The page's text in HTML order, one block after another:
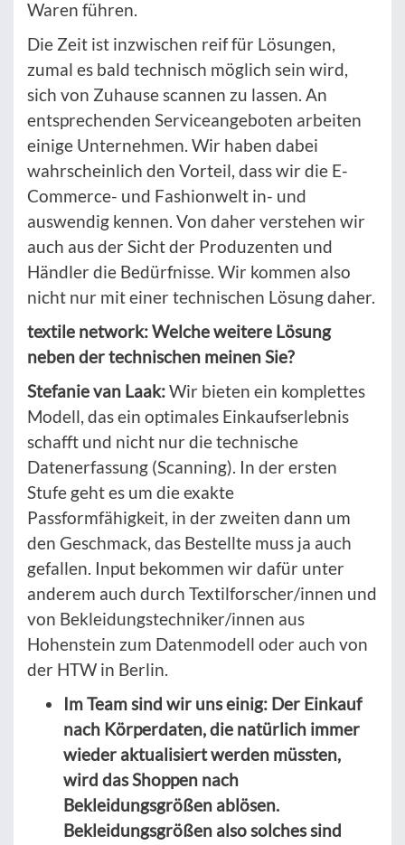
Waren führen.
Die Zeit ist inzwischen reif für Lösungen,
zumal es bald technisch möglich sein wird,
sich von Zuhause scannen zu lassen. An
entsprechenden Serviceangeboten arbeiten
einige Unternehmen. Wir haben dabei
wahrscheinlich den Vorteil, dass wir die E-
Commerce- und Fashionwelt in- und
auswendig kennen. Von daher verstehen wir
auch aus der Sicht der Produzenten und
Händler die Bedürfnisse. Wir kommen also
nicht nur mit einer technischen Lösung daher.
textile network: Welche weitere Lösung
neben der technischen meinen Sie?
Stefanie van Laak:Wir bieten ein komplettes
Modell, das ein optimales Einkaufserlebnis
schafft und nicht nur die technische
Datenerfassung (Scanning). In der ersten
Stufe geht es um die exakte
Passformfähigkeit, in der zweiten dann um
den Geschmack, das Bestellte muss ja auch
gefallen. Input bekommen wir dafür unter
anderem auch durch Textilforscher/innen und
von Bekleidungstechniker/innen aus
Hohenstein zum Datenmodell oder auch von
der HTW in Berlin.
Im Team sind wir uns einig: Der Einkauf
nach Körperdaten, die natürlich immer
wieder aktualisiert werden müssten,
wird das Shoppen nach
Bekleidungsgrößen ablösen.
Bekleidungsgrößen also solches sind